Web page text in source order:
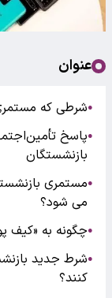
عنوان
●شرطی که
●پاسخ
بازنشستگان
●مستمری
می شود؟
●چگونه به «کیف
●شرط جدید
کنند؟